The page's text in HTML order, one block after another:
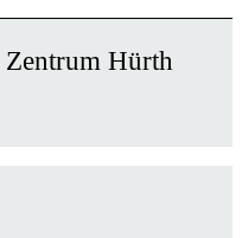
Zentrum Hürth